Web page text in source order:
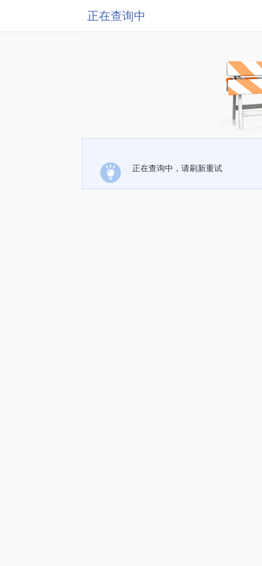
正在查询中
正在查询中，请刷新重试